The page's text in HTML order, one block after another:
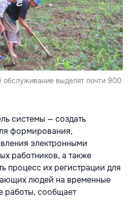
выделят почти 900
системы — создать
формирования,
электронными
работников, а также
процесс их регистрации для
людей на временные
работы, сообщает